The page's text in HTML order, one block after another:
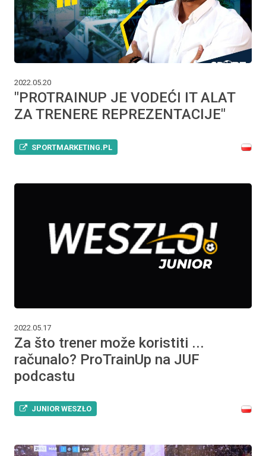
2022.05.20
"PROTRAINUP JE VODEĆI IT ALAT
ZA TRENERE REPREZENTACIJE"
SPORTMARKETING.PL
2022.05.17
Za što trener može koristiti ...
računalo? ProTrainUp na JUF
podcastu
JUNIOR WESZŁO